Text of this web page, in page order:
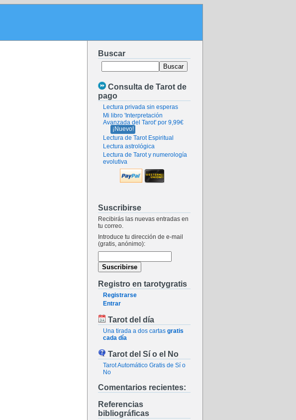
Buscar
Consulta de Tarot de
pago
Lectura privada sin esperas
Mi libro 'Interpretación
Avanzada del Tarot' por 9,99€
¡Nuevo!
Lectura de Tarot Espiritual
Lectura astrológica
Lectura de Tarot y numerología
evolutiva
Suscribirse
Recibirás las nuevas entradas en
tu correo.
Introduce tu dirección de e-mail
(gratis, anónimo):
Registro en tarotygratis
Registrarse
Entrar
Tarot del día
Una tirada a dos cartas gratis
cada día
Tarot del Sí o el No
Tarot Automático Gratis de Sí o
No
Comentarios recientes:
Referencias
bibliográficas